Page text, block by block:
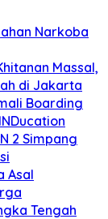
Narkoba
Massal,
di Jakarta
Boarding
2 Simpang
Asal
Tengah